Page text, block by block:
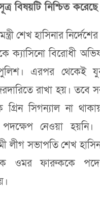
বিষয়টি নিশ্চিত
শেখ হাসিনার
ক্যাসিনো বিরোধী
এরপর থেকেই
রাখা হয়। তবে
গ্রিন সিগন্যাল না
নেওয়া হয়নি।
সভাপতি শেখ
ওমর ফারুককে